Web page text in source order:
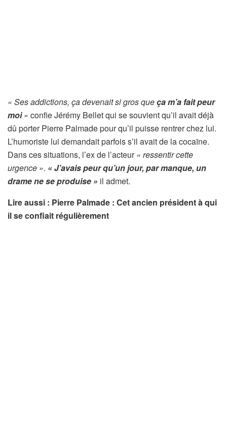
« Ses addictions, ça devenait si gros queça m’a fait peur
moi» confie Jérémy Bellet qui se souvient qu’il avait déjà
dû porter Pierre Palmade pour qu’il puisse rentrer chez lui.
L’humoriste lui demandait parfois s’il avait de la cocaïne.
Dans ces situations, l’ex de l’acteur« ressentir cette
urgence ». « J’avais peur qu’un jour, par manque, un
drame ne se produise » il admet.
Lire aussi : Pierre Palmade : Cet ancien président à qui
il se confiait régulièrement